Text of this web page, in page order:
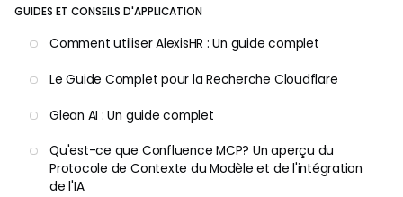
GUIDES ET CONSEILS D'APPLICATION
Comment utiliser AlexisHR : Un guide complet
Le Guide Complet pour la Recherche Cloudflare
Glean AI : Un guide complet
Qu'est-ce que Confluence MCP? Un aperçu du
Protocole de Contexte du Modèle et de l'intégration
de l'IA